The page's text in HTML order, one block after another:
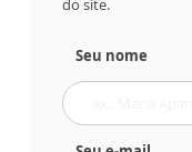
Seu nome